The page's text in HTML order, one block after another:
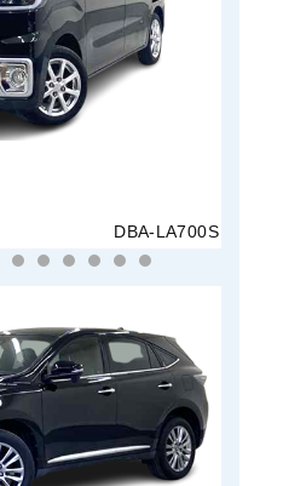
DBA-LA700S